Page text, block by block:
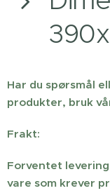
Har du spørsmål
produkter, bruk
Frakt:
Forventet
vare som krever